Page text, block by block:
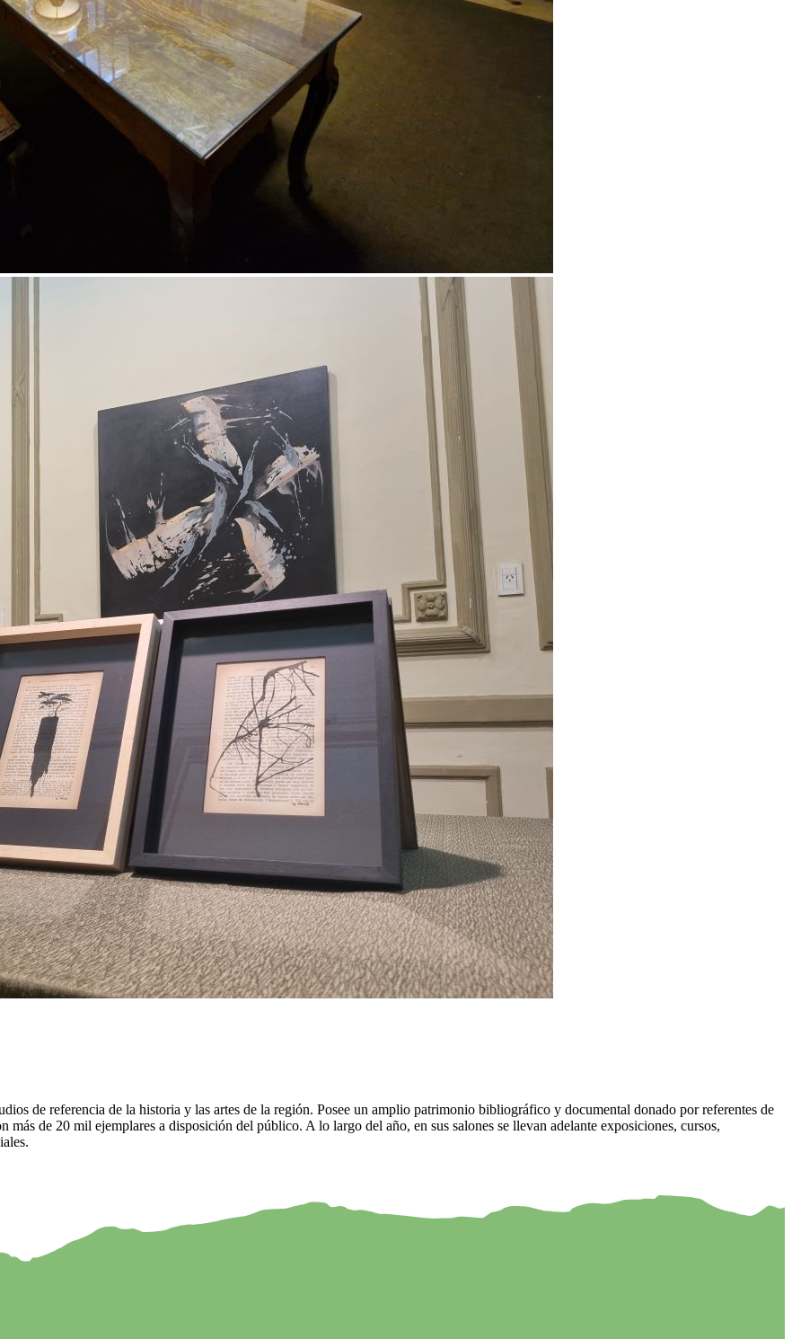
de referencia de la historia y las artes de la región. Posee un amplio patrimonio bibliográfico y documental donado por referentes de
de 20 mil ejemplares a disposición del público. A lo largo del año, en sus salones se llevan adelante exposiciones, cursos,